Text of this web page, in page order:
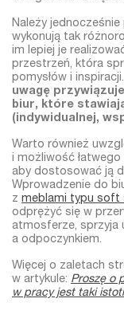
Należy
wykonują tak
im lepiej je
przestrzeń, która
pomysłów i inspiracji.
uwagę
biur, które
(indywidualnej,
Warto również
i możliwość
aby dostosować ją
Wprowadzenie do
z meblami typu soft
odprężyć się w
atmosferze, sprzyja
a odpoczynkiem.
Więcej o zaletach
w artykule: Proszę o
w pracy jest taki